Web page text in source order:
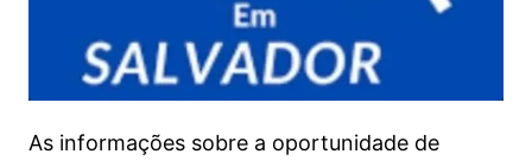
As informações sobre a oportunidade de